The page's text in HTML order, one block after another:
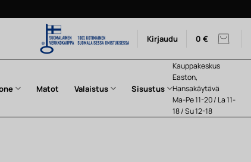
Kirjaudu 0 €
Matot Valaistus Sisustus
Kauppakeskus
Easton,
Hansakäytävä
Ma-Pe 11-20 / La 11-
18 / Su 12-18